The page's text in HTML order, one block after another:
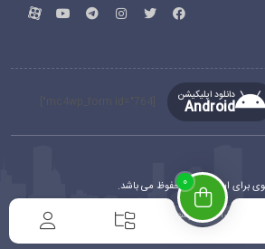
0
دانلود اپلیکیشن
Android
برای این سایت محفوظ می باشد.
طراحی و توسعه
ماهدیس وب